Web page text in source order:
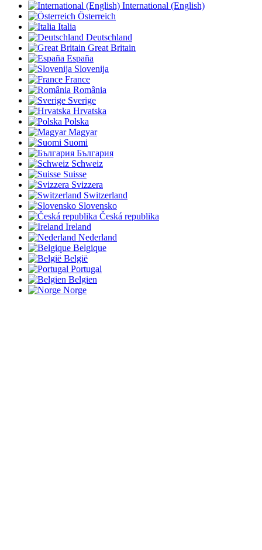
International (English)
Österreich
Italia
Deutschland
Great Britain
España
Slovenija
France
România
Sverige
Hrvatska
Polska
Magyar
Suomi
България
Schweiz
Suisse
Svizzera
Switzerland
Slovensko
Česká republika
Ireland
Nederland
Belgique
België
Portugal
Belgien
Norge